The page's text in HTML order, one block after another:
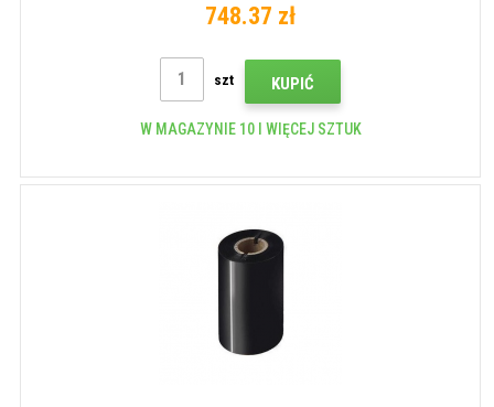
748.37 zł
szt KUPIĆ
W MAGAZYNIE 10 I WIĘCEJ SZTUK